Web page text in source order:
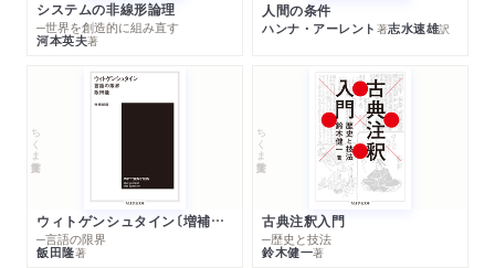
システムの非線形論理
─世界を創造的に組み直す
河本英夫著
人間の条件
ハンナ・アーレント 著志水速雄訳
ちくま学芸文庫
ウィトゲンシュタイン〔増補新版〕
─言語の限界
飯田隆著
ちくま学芸文庫
古典注釈入門
─歴史と技法
鈴木健一著